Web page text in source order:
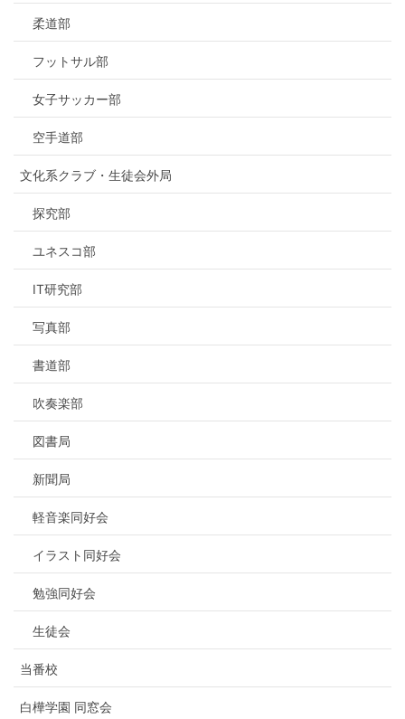
柔道部
フットサル部
女子サッカー部
空手道部
文化系クラブ・生徒会外局
探究部
ユネスコ部
IT研究部
写真部
書道部
吹奏楽部
図書局
新聞局
軽音楽同好会
イラスト同好会
勉強同好会
生徒会
当番校
白樺学園 同窓会